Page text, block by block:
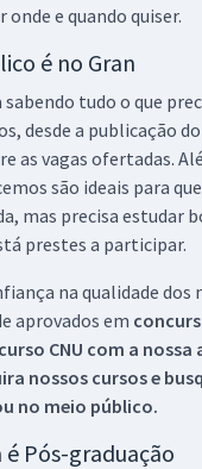
onde e quando quiser.
é no Gran
sabendo tudo o que
desde a publicação
as vagas ofertadas.
são ideais para
mas precisa estudar
prestes a participar.
na qualidade dos
aprovados em
CNU com a nossa
nossos cursos e
no meio público.
Pós-graduação